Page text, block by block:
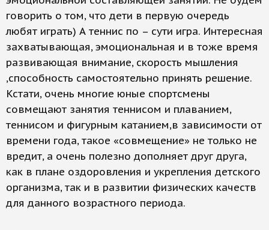
говорить о том, что дети в первую очередь
любят играть) А теннис по – сути игра. Интересная
захватывающая, эмоциональная и в тоже время
развивающая внимание, скорость мышления
,способность самостоятельно принять решение.
Кстати, очень многие юные спортсмены
совмещают занятия теннисом и плаванием,
теннисом и фигурным катанием,в зависимости от
времени года, такое «совмещение» не только не
вредит, а очень полезно дополняет друг друга,
как в плане оздоровления и укрепления детского
организма, так и в развитии физических качеств
для данного возрастного периода.